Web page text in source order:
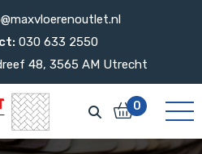
030 633 2550
48, 3565 AM Utrecht
0